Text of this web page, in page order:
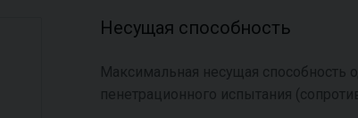
Несущая способность
Максимальная несущая способность
пенетрационного испытания